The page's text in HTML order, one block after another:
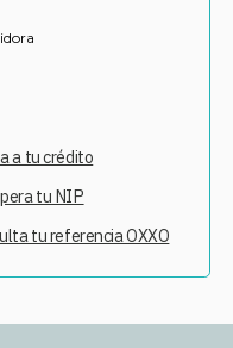
a tu crédito
tu NIP
tu referencia OXXO